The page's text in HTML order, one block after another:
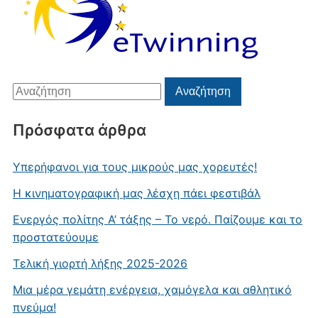
Αναζήτηση
για:
Αναζήτηση
Πρόσφατα άρθρα
Υπερήφανοι για τους μικρούς μας χορευτές!
Η κινηματογραφική μας λέσχη πάει φεστιβάλ
Ενεργός πολίτης Α’ τάξης – Το νερό. Παίζουμε και το
προστατεύουμε
Τελική γιορτή λήξης 2025-2026
Μια μέρα γεμάτη ενέργεια, χαμόγελα και αθλητικό
πνεύμα!